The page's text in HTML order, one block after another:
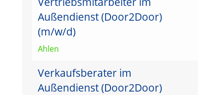
Außendienst (Door2Door)
(m/w/d)
Ahlen
Verkaufsberater im
Außendienst (Door2Door)